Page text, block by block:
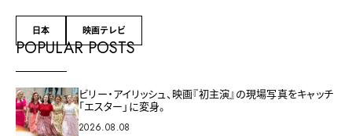
日本 映画テレビ
POPULAR POSTS
ビリー・アイリッシュ、映画『初主演』の現場写真をキャッチ
「エスター」に変身。
2026.08.08